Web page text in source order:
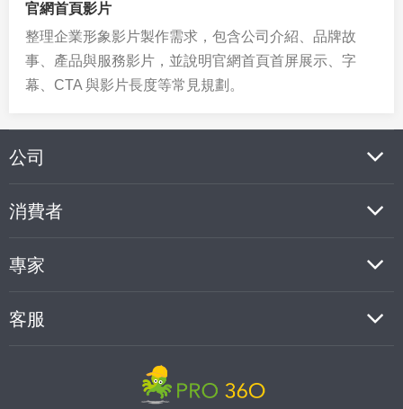
官網首頁影片
整理企業形象影片製作需求，包含公司介紹、品牌故
事、產品與服務影片，並說明官網首頁首屏展示、字
幕、CTA 與影片長度等常見規劃。
公司
消費者
專家
客服